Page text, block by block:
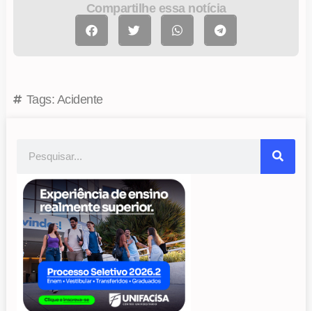
Compartilhe essa notícia
Tags: Acidente